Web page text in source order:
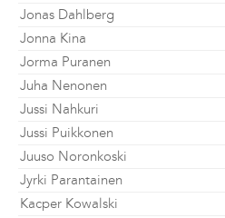
Jonas Dahlberg
Jonna Kina
Jorma Puranen
Juha Nenonen
Jussi Nahkuri
Jussi Puikkonen
Juuso Noronkoski
Jyrki Parantainen
Kacper Kowalski